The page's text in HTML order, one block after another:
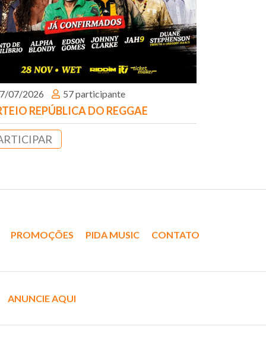
07/2026 57 participante
REPÚBLICA DO REGGAE
PROMOÇÕES PIDA MUSIC CONTATO
ANUNCIE AQUI